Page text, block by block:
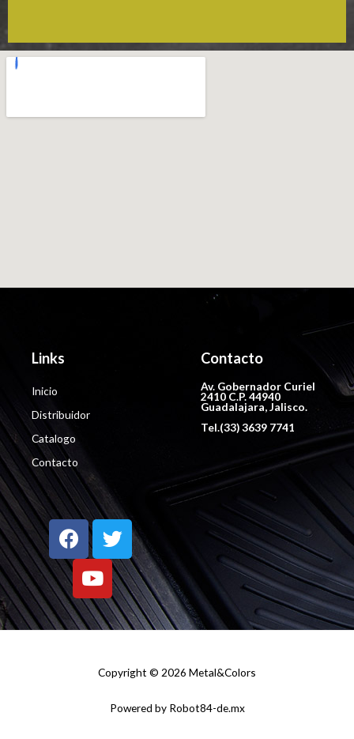
Links
Inicio
Distribuidor
Catalogo
Contacto
Contacto
Av. Gobernador Curiel
2410 C.P. 44940
Guadalajara, Jalisco.
Tel.(33) 3639 7741
Copyright © 2026 Metal&Colors
Powered by Robot84-de.mx